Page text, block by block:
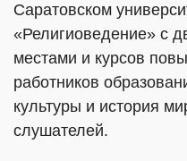
Саратовском
«Религиоведение» с
местами и курсов
работников
культуры и история
слушателей.